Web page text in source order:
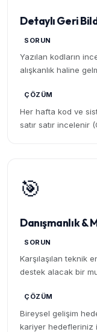
Detaylı Geri
SORUN
Yazılan kodların
alışkanlık haline
ÇÖZÜM
Her hafta kod ve
satır satır incelenir
🎯
Danışmanlık &
SORUN
Karşılaşılan teknik
destek alacak bir
ÇÖZÜM
Bireysel gelişim
kariyer hedefleriniz